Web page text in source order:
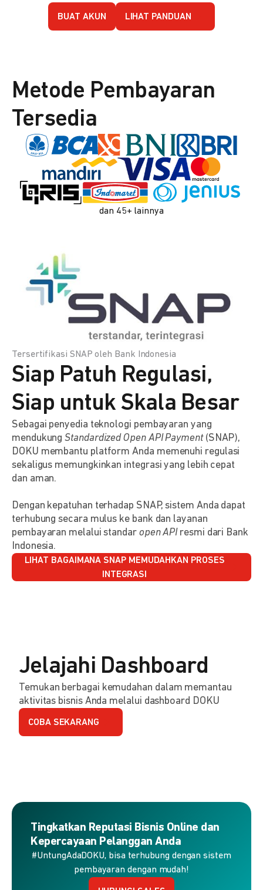
BUAT AKUN LIHAT PANDUAN
Metode Pembayaran
Tersedia
dan 45+ lainnya
Tersertifikasi SNAP oleh Bank Indonesia
Siap Patuh Regulasi,
Siap untuk Skala Besar
Sebagai penyedia teknologi pembayaran yang
mendukungStandardized Open API Payment(SNAP),
DOKU membantu platform Anda memenuhi regulasi
sekaligus memungkinkan integrasi yang lebih cepat
dan aman.
Dengan kepatuhan terhadap SNAP, sistem Anda dapat
terhubung secara mulus ke bank dan layanan
pembayaran melalui standar open APIresmi dari Bank
Indonesia.
LIHAT BAGAIMANA SNAP MEMUDAHKAN PROSES
INTEGRASI
Jelajahi Dashboard
Temukan berbagai kemudahan dalam memantau
aktivitas bisnis Anda melalui dashboard DOKU
COBA SEKARANG
Tingkatkan Reputasi Bisnis Online dan
Kepercayaan Pelanggan Anda
#UntungAdaDOKU, bisa terhubung dengan sistem
pembayaran dengan mudah!